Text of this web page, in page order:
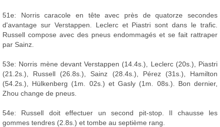
51e: Norris caracole en tête avec près de quatorze secondes
d'avantage sur Verstappen. Leclerc et Piastri sont dans le trafic.
Russell compose avec des pneus endommagés et se fait rattraper
par Sainz.
53e: Norris mène devant Verstappen (14.4s.), Leclerc (20s.), Piastri
(21.2s.), Russell (26.8s.), Sainz (28.4s.), Pérez (31s.), Hamilton
(54.2s.), Hülkenberg (1m. 02s.) et Gasly (1m. 08s.). Bon dernier,
Zhou change de pneus.
54e: Russell doit effectuer un second pit-stop. Il chausse les
gommes tendres (2.8s.) et tombe au septième rang.